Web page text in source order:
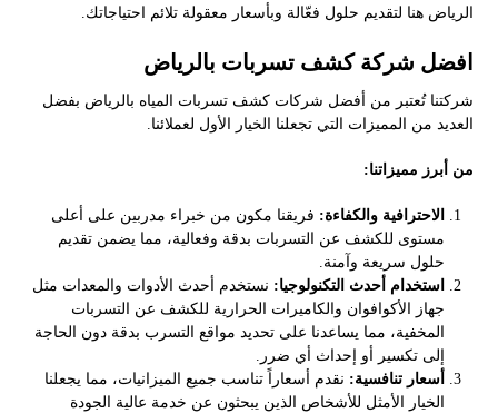
الرياض هنا لتقديم حلول فعّالة وبأسعار معقولة تلائم احتياجاتك.
افضل شركة كشف تسربات بالرياض
شركتنا تُعتبر من أفضل شركات كشف تسربات المياه بالرياض بفضل
العديد من المميزات التي تجعلنا الخيار الأول لعملائنا.
من أبرز مميزاتنا:
الاحترافية والكفاءة: فريقنا مكون من خبراء مدربين على أعلى
مستوى للكشف عن التسربات بدقة وفعالية، مما يضمن تقديم
حلول سريعة وآمنة.
استخدام أحدث التكنولوجيا: نستخدم أحدث الأدوات والمعدات مثل
جهاز الأكوافوان والكاميرات الحرارية للكشف عن التسربات
المخفية، مما يساعدنا على تحديد مواقع التسرب بدقة دون الحاجة
إلى تكسير أو إحداث أي ضرر.
أسعار تنافسية: نقدم أسعاراً تناسب جميع الميزانيات، مما يجعلنا
الخيار الأمثل للأشخاص الذين يبحثون عن خدمة عالية الجودة